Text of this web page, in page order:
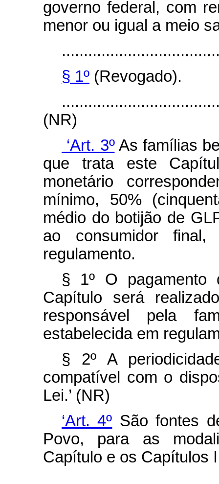
governo federal, com
menor ou igual a meio
§ 1º (Revogado).
(NR)
‘Art. 3ºAs famílias
que trata este
monetário
mínimo, 50%
médio do botijão de
ao consumidor
regulamento.
§ 1º O
Capítulo será
responsável pela
estabelecida em
§ 2º A
compatível com o
Lei.’ (NR)
‘Art. 4º São fontes
Povo, para as
Capítulo e os Capítulos